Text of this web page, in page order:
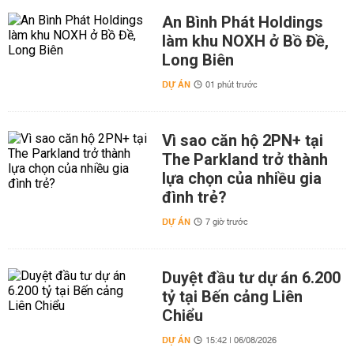
An Bình Phát Holdings
làm khu NOXH ở Bồ Đề,
Long Biên
DỰ ÁN 01 phút trước
Vì sao căn hộ 2PN+ tại
The Parkland trở thành
lựa chọn của nhiều gia
đình trẻ?
DỰ ÁN 7 giờ trước
Duyệt đầu tư dự án 6.200
tỷ tại Bến cảng Liên
Chiểu
DỰ ÁN 15:42 | 06/08/2026